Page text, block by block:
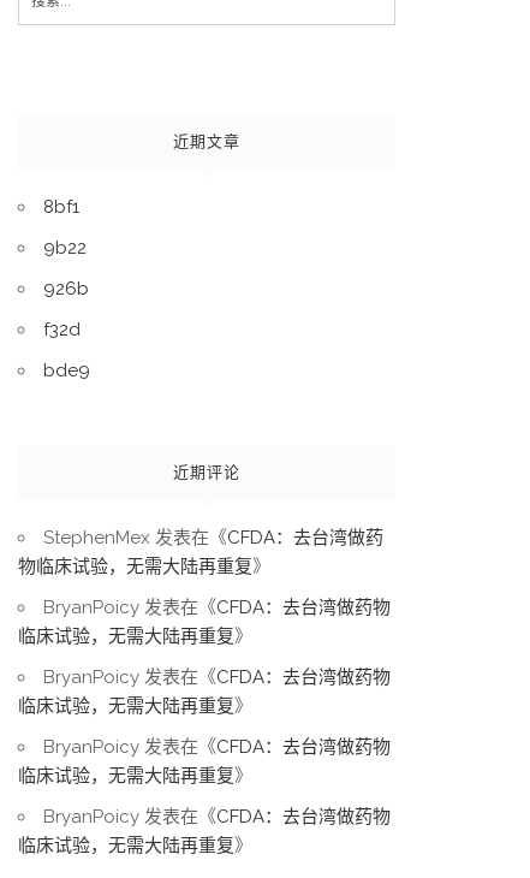
for:
近期文章
8bf1
9b22
926b
f32d
bde9
近期评论
StephenMex 发表在《CFDA：去台湾做药
物临床试验，无需大陆再重复》
BryanPoicy 发表在《CFDA：去台湾做药物
临床试验，无需大陆再重复》
BryanPoicy 发表在《CFDA：去台湾做药物
临床试验，无需大陆再重复》
BryanPoicy 发表在《CFDA：去台湾做药物
临床试验，无需大陆再重复》
BryanPoicy 发表在《CFDA：去台湾做药物
临床试验，无需大陆再重复》